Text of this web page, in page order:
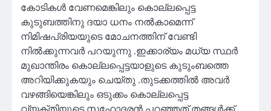
കോടികൾ വേണമെങ്കിലും കൊല്ലപ്പെട്ട
കുടുബത്തിനു ദയാ ധനം നൽകാമെന്ന്
നിമിഷപ്രിയയുടെ മോചനത്തിന് വേണ്ടി
നിൽക്കുന്നവർ പറയുന്നു .ഇക്കാര്യം മധ്യ സ്ഥർ
മുഖാന്തിരം കൊല്ലപ്പെട്ടയാളുടെ കുടുംബത്തെ
അറിയിക്കുകയും ചെയ്‌തു .തുടക്കത്തിൽ അവർ
വഴങ്ങിയെങ്കിലും ഒടുക്കം കൊല്ലപ്പെട്ട
വ്യക്തിയുടെ സഹോദരൻ പറഞ്ഞത് തങ്ങൾക്ക്